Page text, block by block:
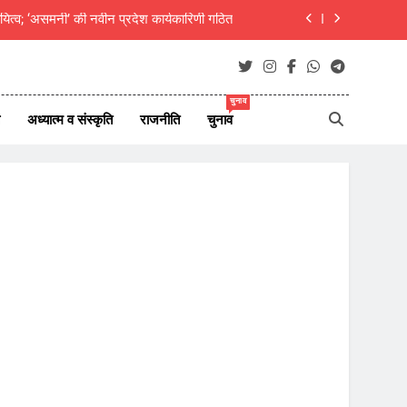
का राजस्थानी मोट्यार परिषद ने किया अभिनंदन
ऑफ न्यूज़ पोर्टल्स की कार्यकारिणी का विस्तार
अध्यात्म व संस्कृति राजनीति चुनाव
चुनाव